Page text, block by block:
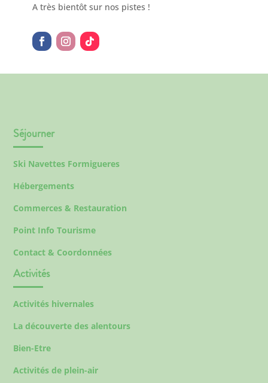
A très bientôt sur nos pistes !
Séjourner
Ski Navettes Formigueres
Hébergements
Commerces & Restauration
Point Info Tourisme
Contact & Coordonnées
Activités
Activités hivernales
La découverte des alentours
Bien-Etre
Activités de plein-air